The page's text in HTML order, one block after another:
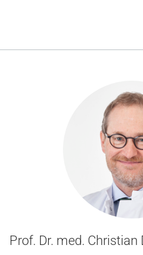
Prof. Dr. med. Christian